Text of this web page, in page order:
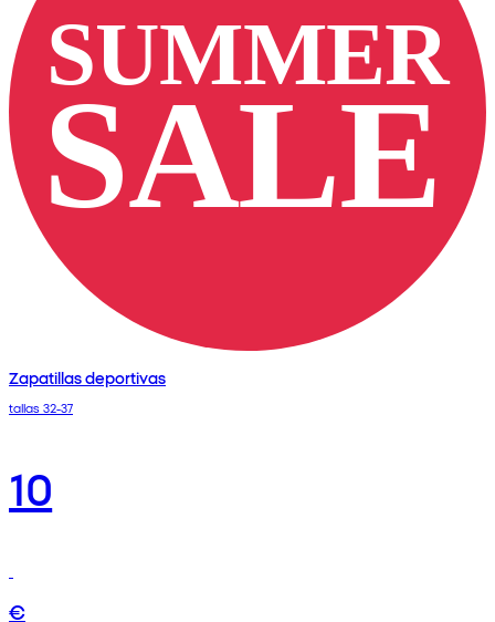
Zapatillas deportivas
tallas 32-37
10
€